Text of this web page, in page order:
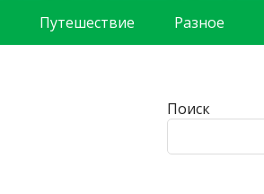
Путешествие Разное
Поиск